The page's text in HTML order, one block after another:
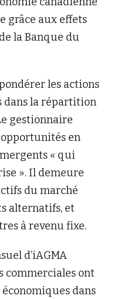
grâce aux effets
la Banque du
les actions
dans la répartition
gestionnaire
en
« qui
». Il demeure
du marché
alternatifs, et
à revenu fixe.
d’iAGMA
commerciales ont
dans